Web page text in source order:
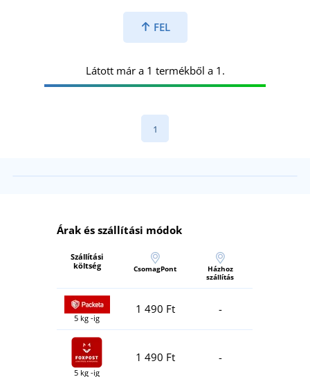
FEL
Látott már a 1 termékből a 1.
1
Árak és szállítási módok
Szállítási
költség
CsomagPont
Házhoz
szállítás
5 kg -ig
1 490 Ft -
5 kg -ig
1 490 Ft -